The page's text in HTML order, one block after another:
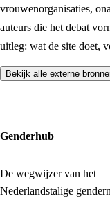
vrouwenorganisaties,
auteurs die het debat
uitleg: wat de site doet,
Bekijk alle externe
Genderhub
De wegwijzer van het
Nederlandstalige